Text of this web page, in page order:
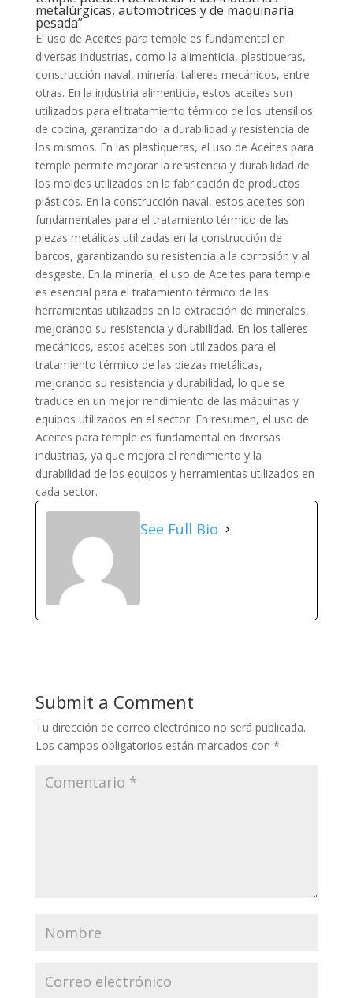
metalúrgicas, automotrices y de maquinaria
pesada”
El uso de Aceites para temple es fundamental en
diversas industrias, como la alimenticia, plastiqueras,
construcción naval, minería, talleres mecánicos, entre
otras. En la industria alimenticia, estos aceites son
utilizados para el tratamiento térmico de los utensilios
de cocina, garantizando la durabilidad y resistencia de
los mismos. En las plastiqueras, el uso de Aceites para
temple permite mejorar la resistencia y durabilidad de
los moldes utilizados en la fabricación de productos
plásticos. En la construcción naval, estos aceites son
fundamentales para el tratamiento térmico de las
piezas metálicas utilizadas en la construcción de
barcos, garantizando su resistencia a la corrosión y al
desgaste. En la minería, el uso de Aceites para temple
es esencial para el tratamiento térmico de las
herramientas utilizadas en la extracción de minerales,
mejorando su resistencia y durabilidad. En los talleres
mecánicos, estos aceites son utilizados para el
tratamiento térmico de las piezas metálicas,
mejorando su resistencia y durabilidad, lo que se
traduce en un mejor rendimiento de las máquinas y
equipos utilizados en el sector. En resumen, el uso de
Aceites para temple es fundamental en diversas
industrias, ya que mejora el rendimiento y la
durabilidad de los equipos y herramientas utilizados en
cada sector.
See Full Bio
Submit a Comment
Tu dirección de correo electrónico no será publicada.
Los campos obligatorios están marcados con *